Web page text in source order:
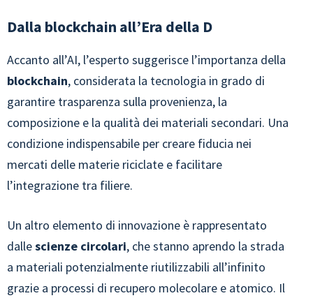
Dalla blockchain all’Era della D
Accanto all’AI, l’esperto suggerisce l’importanza della
blockchain, considerata la tecnologia in grado di
garantire trasparenza sulla provenienza, la
composizione e la qualità dei materiali secondari. Una
condizione indispensabile per creare fiducia nei
mercati delle materie riciclate e facilitare
l’integrazione tra filiere.
Un altro elemento di innovazione è rappresentato
dallescienze circolari, che stanno aprendo la strada
a materiali potenzialmente riutilizzabili all’infinito
grazie a processi di recupero molecolare e atomico. Il